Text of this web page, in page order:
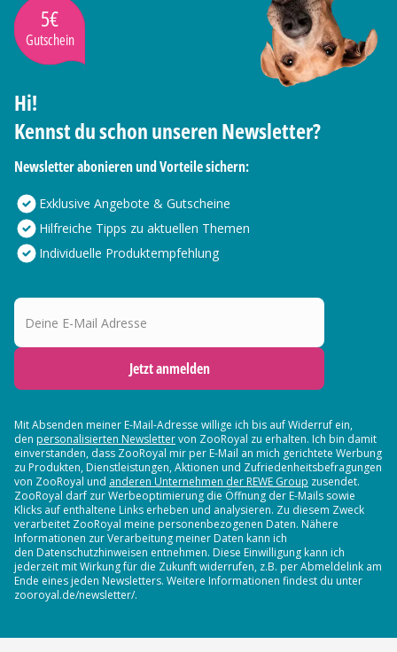
5€
Gutschein
Hi!
Kennst du schon unseren Newsletter?
Newsletter abonieren und Vorteile sichern:
Exklusive Angebote & Gutscheine
Hilfreiche Tipps zu aktuellen Themen
Individuelle Produktempfehlung
Deine E-Mail Adresse
Jetzt anmelden
Mit Absenden meiner E-Mail-Adresse willige ich bis auf Widerruf ein,
den personalisierten Newslettervon ZooRoyal zu erhalten. Ich bin damit
einverstanden, dass ZooRoyal mir per E-Mail an mich gerichtete Werbung
zu Produkten, Dienstleistungen, Aktionen und Zufriedenheitsbefragungen
von ZooRoyal und anderen Unternehmen der REWE Group zusendet.
ZooRoyal darf zur Werbeoptimierung die Öffnung der E-Mails sowie
Klicks auf enthaltene Links erheben und analysieren. Zu diesem Zweck
verarbeitet ZooRoyal meine personenbezogenen Daten. Nähere
Informationen zur Verarbeitung meiner Daten kann ich
den Datenschutzhinweisen entnehmen. Diese Einwilligung kann ich
jederzeit mit Wirkung für die Zukunft widerrufen, z.B. per Abmeldelink am
Ende eines jeden Newsletters. Weitere Informationen findest du unter
zooroyal.de/newsletter/.